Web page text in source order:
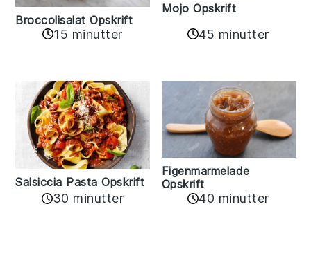
Broccolisalat Opskrift
15 minutter
Mojo Opskrift
45 minutter
Salsiccia Pasta Opskrift
30 minutter
Figenmarmelade
Opskrift
40 minutter